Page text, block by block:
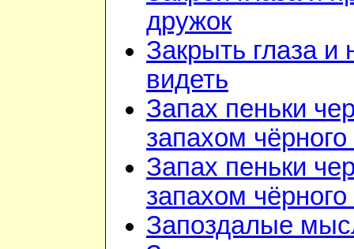
дружок
Закрыть глаза и
видеть
Запах пеньки
запахом
Запах пеньки
запахом
Запоздалые